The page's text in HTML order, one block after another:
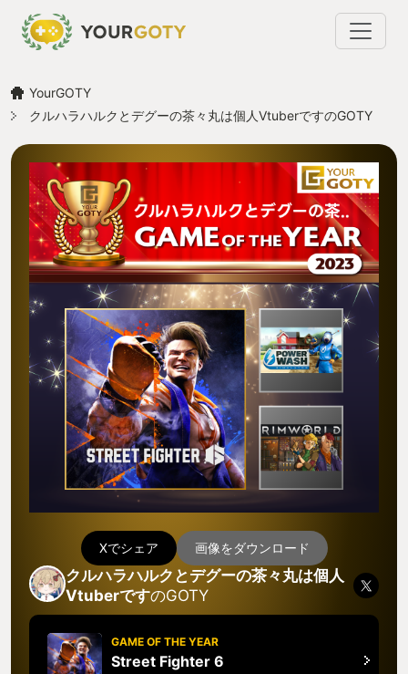
YourGOTY
クルハラハルクとデグーの茶々丸は個人VtuberですのGOTY
Xでシェア 画像をダウンロード
クルハラハルクとデグーの茶々丸は個人
VtuberですのGOTY
GAME OF THE YEAR
Street Fighter 6